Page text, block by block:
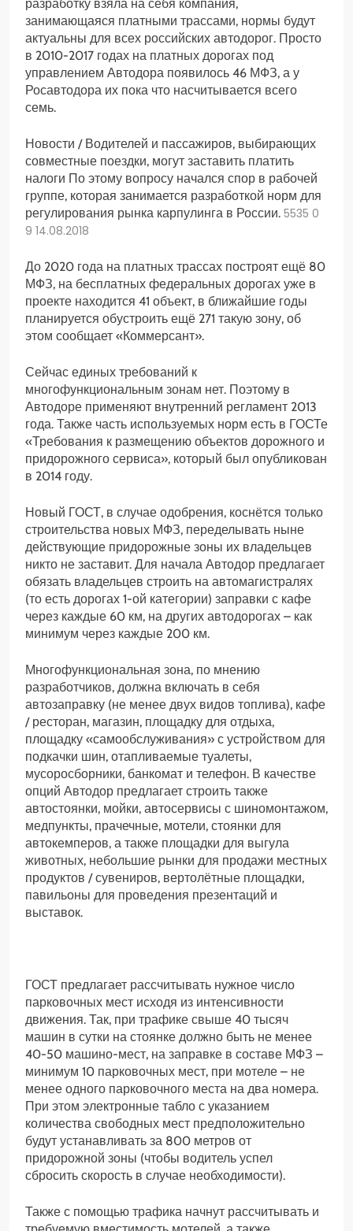
разработку взяла на себя компания,
занимающаяся платными трассами, нормы будут
актуальны для всех российских автодорог. Просто
в 2010-2017 годах на платных дорогах под
управлением Автодора появилось 46 МФЗ, а у
Росавтодора их пока что насчитывается всего
семь.
Новости / Водителей и пассажиров, выбирающих
совместные поездки, могут заставить платить
налоги По этому вопросу начался спор в рабочей
группе, которая занимается разработкой норм для
регулирования рынка карпулинга в России. 5535 0
9 14.08.2018
До 2020 года на платных трассах построят ещё 80
МФЗ, на бесплатных федеральных дорогах уже в
проекте находится 41 объект, в ближайшие годы
планируется обустроить ещё 271 такую зону, об
этом сообщает «Коммерсант».
Сейчас единых требований к
многофункциональным зонам нет. Поэтому в
Автодоре применяют внутренний регламент 2013
года. Также часть используемых норм есть в ГОСТе
«Требования к размещению объектов дорожного и
придорожного сервиса», который был опубликован
в 2014 году.
Новый ГОСТ, в случае одобрения, коснётся только
строительства новых МФЗ, переделывать ныне
действующие придорожные зоны их владельцев
никто не заставит. Для начала Автодор предлагает
обязать владельцев строить на автомагистралях
(то есть дорогах 1-ой категории) заправки с кафе
через каждые 60 км, на других автодорогах – как
минимум через каждые 200 км.
Многофункциональная зона, по мнению
разработчиков, должна включать в себя
автозаправку (не менее двух видов топлива), кафе
/ ресторан, магазин, площадку для отдыха,
площадку «самообслуживания» с устройством для
подкачки шин, отапливаемые туалеты,
мусоросборники, банкомат и телефон. В качестве
опций Автодор предлагает строить также
автостоянки, мойки, автосервисы с шиномонтажом,
медпункты, прачечные, мотели, стоянки для
автокемперов, а также площадки для выгула
животных, небольшие рынки для продажи местных
продуктов / сувениров, вертолётные площадки,
павильоны для проведения презентаций и
выставок.
ГОСТ предлагает рассчитывать нужное число
парковочных мест исходя из интенсивности
движения. Так, при трафике свыше 40 тысяч
машин в сутки на стоянке должно быть не менее
40-50 машино-мест, на заправке в составе МФЗ –
минимум 10 парковочных мест, при мотеле – не
менее одного парковочного места на два номера.
При этом электронные табло с указанием
количества свободных мест предположительно
будут устанавливать за 800 метров от
придорожной зоны (чтобы водитель успел
сбросить скорость в случае необходимости).
Также с помощью трафика начнут рассчитывать и